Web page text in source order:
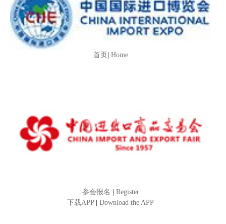
首页| Home
参会报名
Register
下载APP
Download the APP